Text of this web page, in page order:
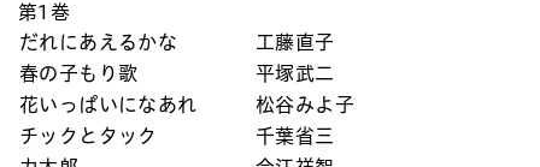
第1巻
だれにあえるかな
工藤直子
春の子もり歌
平塚武二
花いっぱいになあれ
松谷みよ子
チックとタック
千葉省三